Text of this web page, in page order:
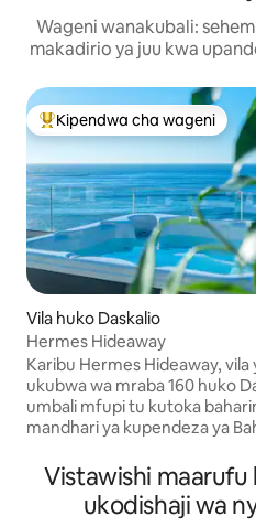
Wageni wanakubali:
makadirio ya juu kwa
Kipendwa maarufu cha wageni
Kipendwa cha wageni
Vila huko Daskalio
Hermes Hideaway
Karibu Hermes Hideaway, vila
ukubwa wa mraba 160 huko
umbali mfupi tu kutoka baharini.
mandhari ya kupendeza ya
kutoka kwenye jakuzi yetu ya
Kilomita 25 tu kutoka uwanja
na kilomita 45 kutoka Athens,
Vistawishi maarufu
ukodishaji wa